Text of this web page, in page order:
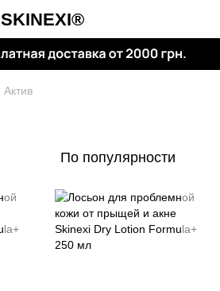
SKINEXI®
Актив
По популярности